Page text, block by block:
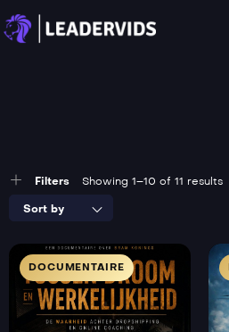
Filters Showing 1–10 of 11 results
Sort by
DOCUMENTAIRE